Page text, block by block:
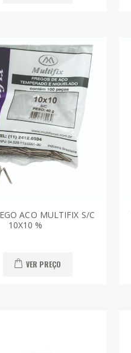
ACO MULTIFIX S/C
10X10 %
VER PREÇO